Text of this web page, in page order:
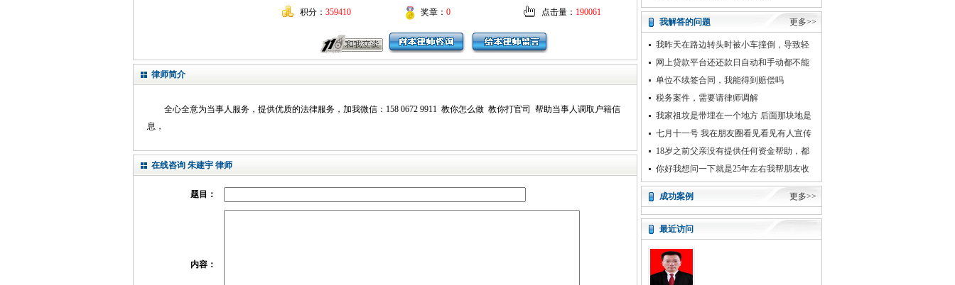
积分： 359410 奖章： 0 点击量： 190061
律师简介
全心全意为当事人服务，提供优质的法律服务，加我微信：158 0672 9911 教你怎么做 教你打官司 帮助当事人调取户籍信
息，
在线咨询 朱建宇 律师
题目：
内容：
我解答的问题 更多>>
我昨天在路边转头时被小车撞倒，导致轻
微粉碎性骨折，目前准备出院，需要在
网上贷款平台还还款日自动和手动都不能
扣款，
单位不续签合同，我能得到赔偿吗
税务案件，需要请律师调解
我家祖坟是带埋在一个地方 后面那块地是
一个单身汉承包 今年他
七月十一号 我在朋友圈看见看见有人宣传
这个PS网络教学 并且
18岁之前父亲没有提供任何资金帮助，都
是母亲每月固定生活费支出
你好我想问一下就是25年左右我帮朋友收
了330块钱她当时跟我
成功案例
更多>>
最近访问